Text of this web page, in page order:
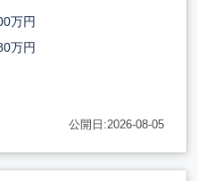
万円
万円
公開日:2026-08-05